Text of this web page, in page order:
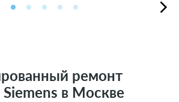
ремонт
в Москве